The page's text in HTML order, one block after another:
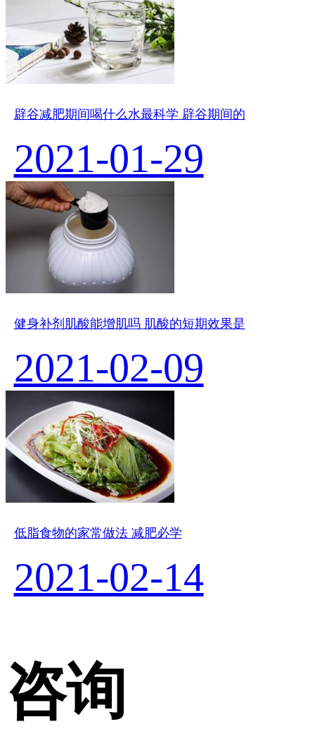
辟谷减肥期间喝什么水最科学 辟谷期间的
2021-01-29
健身补剂肌酸能增肌吗 肌酸的短期效果是
2021-02-09
低脂食物的家常做法 减肥必学
2021-02-14
咨询